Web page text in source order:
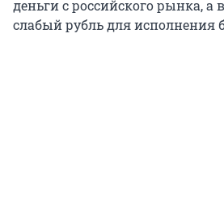
деньги с российского рынка,
слабый рубль для исполнения